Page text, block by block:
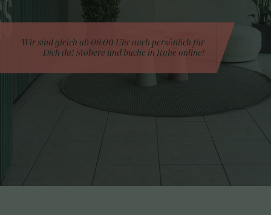
Wir sind gleich ab 08:00 Uhr auch persönlich für
Dich da! Stöbere und buche in Ruhe online!